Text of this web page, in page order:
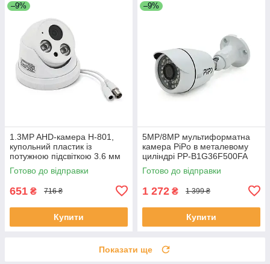
–9%
1.3MP AHD-камера H-801,
купольний пластик із
потужною підсвіткою 3.6 мм
ЕКОБОКС
Готово до відправки
651 ₴ 716 ₴
Купити
–9%
5MP/8MP мультиформатна
камера PiPo в металевому
циліндрі PP-B1G36F500FA
2,8 (мм) ЕКОБОКС
Готово до відправки
1 272 ₴ 1 399 ₴
Купити
Показати ще